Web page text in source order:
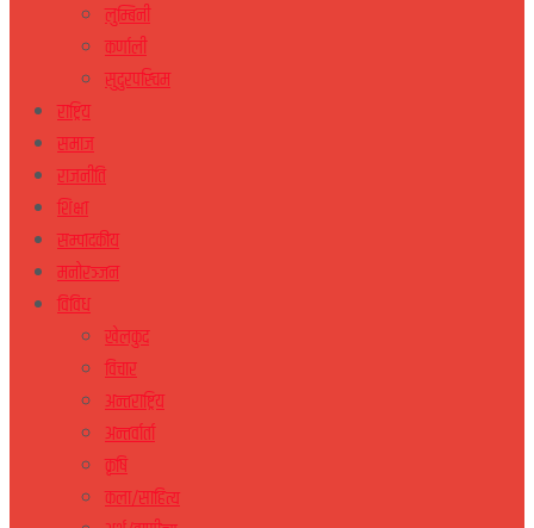
लुम्बिनी
कर्णाली
सुदुरपस्चिम
राष्ट्रिय
समाज
राजनीति
शिक्षा
सम्पादकीय
मनोरञ्जन
विविध
खेलकुद
विचार
अन्तराष्ट्रिय
अन्तर्वार्ता
कृषि
कला/साहित्य